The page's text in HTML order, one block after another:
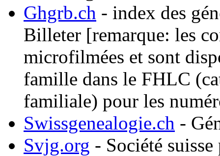
Ghgrb.ch - index des
Billeter [remarque: les
microfilmées et sont
famille dans le FHLC
familiale) pour les
Swissgenealogie.ch -
Svjg.org - Société